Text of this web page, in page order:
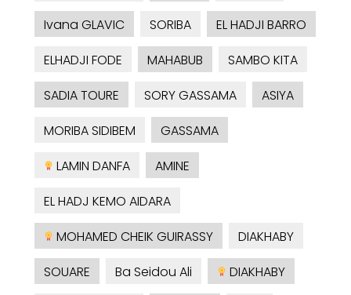
Ivana GLAVIC
SORIBA
EL HADJI BARRO
ELHADJI FODE
MAHABUB
SAMBO KITA
SADIA TOURE
SORY GASSAMA
ASIYA
MORIBA SIDIBEM
GASSAMA
LAMIN DANFA
AMINE
EL HADJ KEMO AIDARA
MOHAMED CHEIK GUIRASSY
DIAKHABY
SOUARE
Ba Seidou Ali DIAKHABY